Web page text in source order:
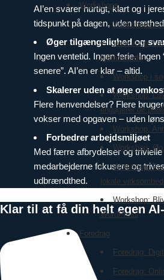
Workshops
Workshops i
Workshop:
hjemmeside
Workshop i
Workshop:
engagerer dit
Workshop:
Workshop:
Workshop:
lokale
Workshop:
WordPress
Foredrag
Foredrag:
Foredrag:
AI’en svarer hurtigt, klart og i
tidspunkt på dagen, uden
Øger tilgængelighed og
Ingen ventetid. Ingen ferie. Ingen
senere”. AI’en er klar – altid.
Skalerer uden at øge
Flere henvendelser? Flere
vokser med opgaven – uden
Forbedrer arbejdsmiljøet
Med færre afbrydelser og
medarbejderne fokusere og
udbrændthed.
Klar til at få din helt egen